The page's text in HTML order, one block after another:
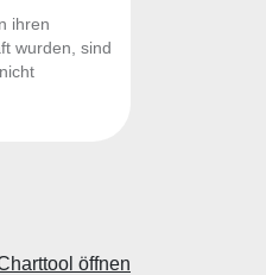
ihren
wurden, sind
öffnen